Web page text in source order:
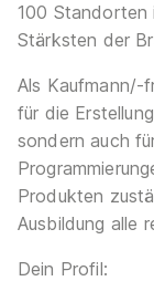
Kaufmann/-
Zander GmbH
01.08.2026
45141 Essen
100 Standorten
Stärksten der
Als Kaufmann/-
für die
sondern auch
Produkten
Ausbildung alle
Dein Profil: